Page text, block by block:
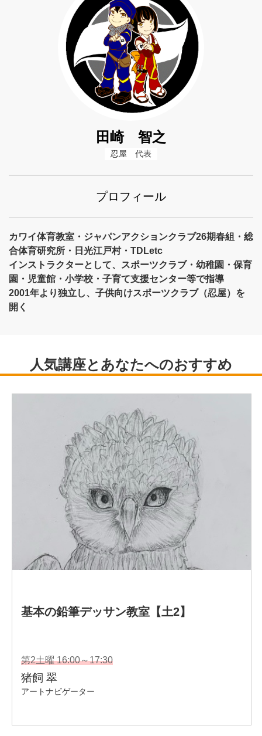
田崎 智之
忍屋　代表
プロフィール
カワイ体育教室・ジャパンアクションクラブ26期春組・総
合体育研究所・日光江戸村・TDLetc
インストラクターとして、スポーツクラブ・幼稚園・保育
園・児童館・小学校・子育て支援センター等で指導
2001年より独立し、子供向けスポーツクラブ（忍屋）を
開く